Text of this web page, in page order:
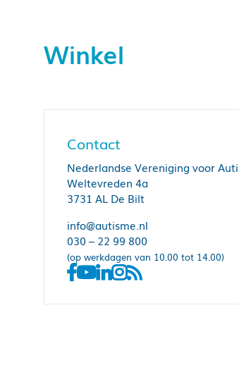
Winkel
Contact
Nederlandse Vereniging voor
Weltevreden 4a
3731 AL De Bilt
info@autisme.nl
030 – 22 99 800
(op werkdagen van 10.00 tot 14.00)